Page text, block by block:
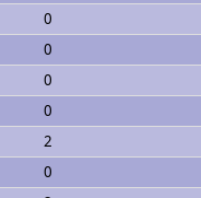
0
0
0
0
2
0